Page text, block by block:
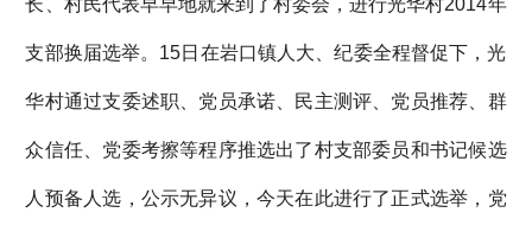
长、村民代表早早地就来到了村委会，进行光华村2014年
支部换届选举。15日在岩口镇人大、纪委全程督促下，光
华村通过支委述职、党员承诺、民主测评、党员推荐、群
众信任、党委考擦等程序推选出了村支部委员和书记候选
人预备人选，公示无异议，今天在此进行了正式选举，党